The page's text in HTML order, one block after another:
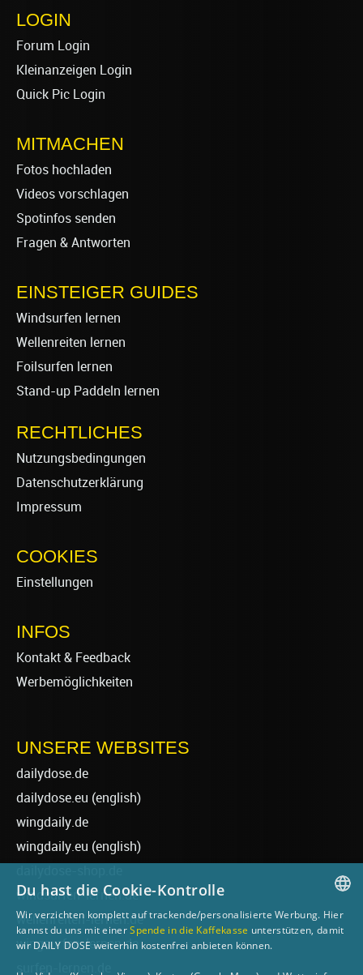
LOGIN
Forum Login
Kleinanzeigen Login
Quick Pic Login
MITMACHEN
Fotos hochladen
Videos vorschlagen
Spotinfos senden
Fragen & Antworten
EINSTEIGER GUIDES
Windsurfen lernen
Wellenreiten lernen
Foilsurfen lernen
Stand-up Paddeln lernen
RECHTLICHES
Nutzungsbedingungen
Datenschutzerklärung
Impressum
COOKIES
Einstellungen
INFOS
Kontakt & Feedback
Werbemöglichkeiten
UNSERE WEBSITES
dailydose.de
dailydose.eu (english)
wingdaily.de
wingdaily.eu (english)
windsurfen-lernen.de
wellenreiten-lernen.de
wingsurfen-lernen.de
GERMAN
Du hast die Cookie-Kontrolle
Wir verzichten komplett auf trackende/personalisierte Werbung. Hier
kannst du uns mit einerSpende in die Kaffekasse unterstützen, damit
wir DAILY DOSE weiterhin kostenfrei anbieten können.